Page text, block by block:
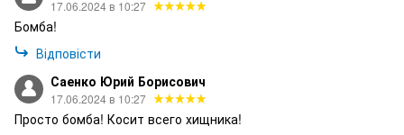
17.06.2024 в 10:27
Бомба!
Відповісти
Саенко Юрий Борисович
17.06.2024 в 10:27
Просто бомба! Косит всего хищника!